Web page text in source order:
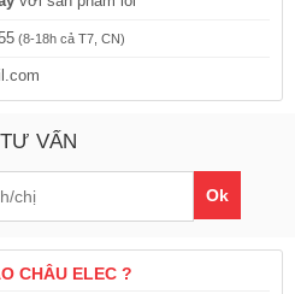
(8-18h cả T7, CN)
VẤN
Ok
CHÂU ELEC ?